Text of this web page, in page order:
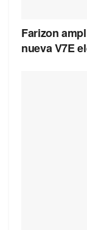
Farizon
nueva V7E